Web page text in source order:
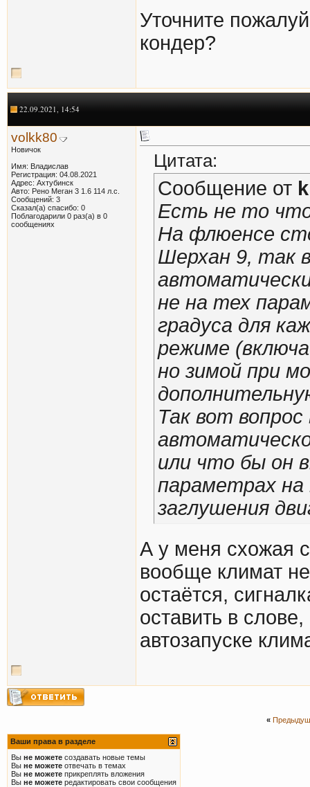
Уточните
кондер?
22.09.2021, 14:54
volkk80
Новичок
Имя: Владислав
Регистрация: 04.08.2021
Адрес: Ахтубинск
Авто: Рено Меган 3 1.6 114 л.с.
Сообщений: 3
Сказал(а) спасибо: 0
Поблагодарили 0 раз(а) в 0
сообщениях
Цитата:
Сообщение от
Есть не то
На флюенсе
Шерхан 9, так
не на тех
градуса для
режиме
но зимой при
Так вот
или что бы он
параметрах на
заглушения
А у меня схожая
вообще климат
остаётся,
оставить в
автозапуске
«
Ваши права в разделе
Вы не можете создавать новые темы
Вы не можете отвечать в темах
Вы не можете прикреплять вложения
Вы не можете редактировать свои сообщения